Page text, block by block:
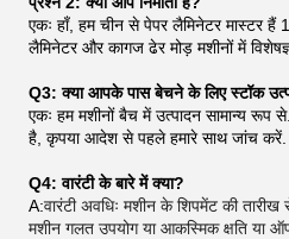
एकः हाँ, हम चीन से पेपर लैमिनेटर मास्टर हैं
लैमिनेटर और कागज ढेर मोड़ मशीनों में
Q3: क्या आपके पास बेचने के लिए स्टॉक
एकः हम मशीनों बैच में उत्पादन सामान्य रूप
है, कृपया आदेश से पहले हमारे साथ जांच करें.
Q4: वारंटी के बारे में क्या?
A:वारंटी अवधिः मशीन के शिपमेंट की तारीख
मशीन गलत उपयोग या आकस्मिक क्षति या